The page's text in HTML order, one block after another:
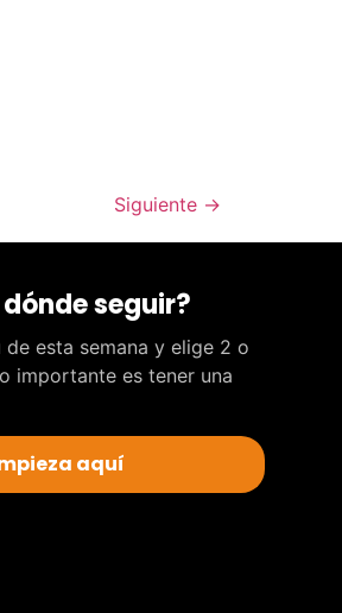
Siguiente →
seguir?
esta semana y elige 2 o
importante es tener una
aquí